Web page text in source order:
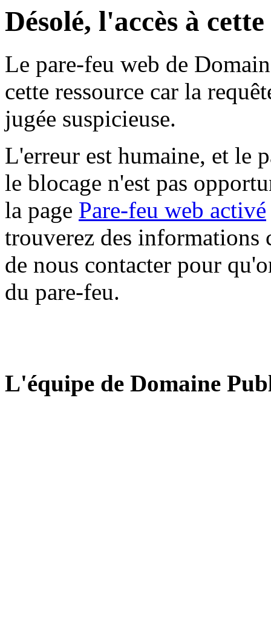
Désolé, l'accès à
Le pare-feu web de
cette ressource car la
jugée suspicieuse.
L'erreur est humaine, et le
le blocage n'est pas
la page Pare-feu web activé
trouverez des informations
de nous contacter pour
du pare-feu.
L'équipe de Domaine